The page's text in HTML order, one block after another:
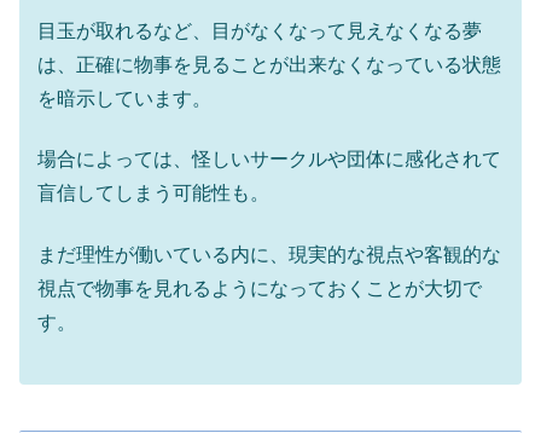
目玉が取れるなど、目がなくなって見えなくなる夢
は、正確に物事を見ることが出来なくなっている状態
を暗示しています。
場合によっては、怪しいサークルや団体に感化されて
盲信してしまう可能性も。
まだ理性が働いている内に、現実的な視点や客観的な
視点で物事を見れるようになっておくことが大切で
す。